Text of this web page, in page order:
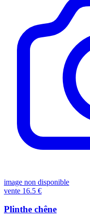
image non disponible
vente 16.5 €
Plinthe chêne